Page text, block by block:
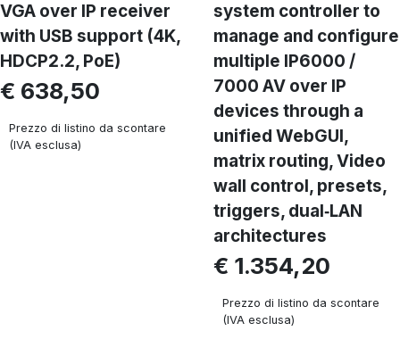
VGA over IP receiver
with USB support (4K,
HDCP2.2, PoE)
€ 638,50
Prezzo di listino da scontare
(IVA esclusa)
system controller to
manage and configure
multiple IP6000 /
7000 AV over IP
devices through a
unified WebGUI,
matrix routing, Video
wall control, presets,
triggers, dual‑LAN
architectures
€ 1.354,20
Prezzo di listino da scontare
(IVA esclusa)